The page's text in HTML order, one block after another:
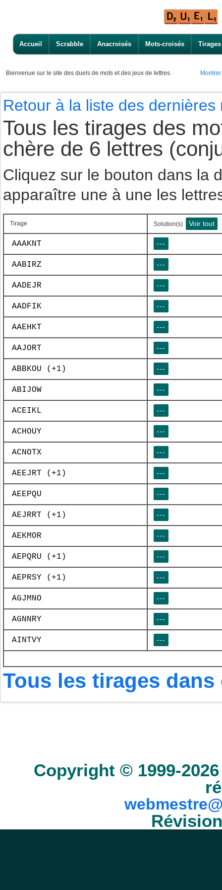
Accueil Scrabble Anacroisés Mots-croisés Tirages
Bienvenue sur le site des duels de mots et des jeux de lettres.
Retour à la liste des dernières
Tous les tirages des
chère de 6 lettres
Cliquez sur le bouton dans la
apparaître une à une les
Tirage Solution(s) Voir tout
AAAKNT ---
AABIRZ ---
AADEJR ---
AADFIK ---
AAEHKT ---
AAJORT ---
ABBKOU (+1) ---
ABIJOW ---
ACEIKL ---
ACHOUY ---
ACNOTX ---
AEEJRT (+1) ---
AEEPQU ---
AEJRRT (+1) ---
AEKMOR ---
AEPQRU (+1) ---
AEPRSY (+1) ---
AGJMNO ---
AGNNRY ---
AINTVY ---
Tous les tirages
Copyright © 1999-